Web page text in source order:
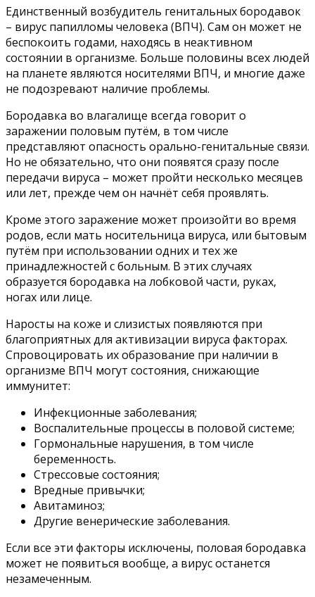
Единственный возбудитель генитальных бородавок
– вирус папилломы человека (ВПЧ). Сам он может не
беспокоить годами, находясь в неактивном
состоянии в организме. Больше половины всех людей
на планете являются носителями ВПЧ, и многие даже
не подозревают наличие проблемы.
Бородавка во влагалище всегда говорит о
заражении половым путём, в том числе
представляют опасность орально-генитальные связи.
Но не обязательно, что они появятся сразу после
передачи вируса – может пройти несколько месяцев
или лет, прежде чем он начнёт себя проявлять.
Кроме этого заражение может произойти во время
родов, если мать носительница вируса, или бытовым
путём при использовании одних и тех же
принадлежностей с больным. В этих случаях
образуется бородавка на лобковой части, руках,
ногах или лице.
Наросты на коже и слизистых появляются при
благоприятных для активизации вируса факторах.
Спровоцировать их образование при наличии в
организме ВПЧ могут состояния, снижающие
иммунитет:
Инфекционные заболевания;
Воспалительные процессы в половой системе;
Гормональные нарушения, в том числе
беременность.
Стрессовые состояния;
Вредные привычки;
Авитаминоз;
Другие венерические заболевания.
Если все эти факторы исключены, половая бородавка
может не появиться вообще, а вирус останется
незамеченным.